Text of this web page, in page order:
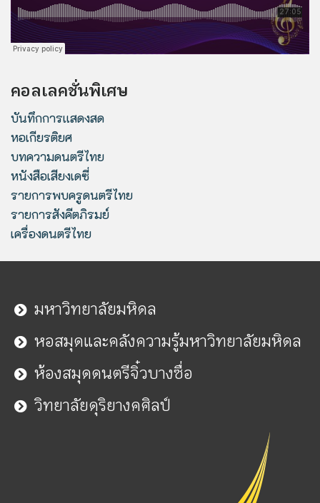
คอลเลคชั่นพิเศษ
บันทึกการแสดงสด
หอเกียรติยศ
บทความดนตรีไทย
หนังสือเสียงเดซี่
รายการพบครูดนตรีไทย
รายการสังคีตภิรมย์
เครื่องดนตรีไทย
มหาวิทยาลัยมหิดล
หอสมุดและคลังความรู้มหาวิทยาลัยมหิดล
ห้องสมุดดนตรีจิ๋วบางซื่อ
วิทยาลัยดุริยางคศิลป์